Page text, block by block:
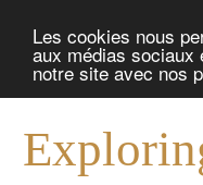
Les cookies nous
aux médias sociaux
notre site avec nos